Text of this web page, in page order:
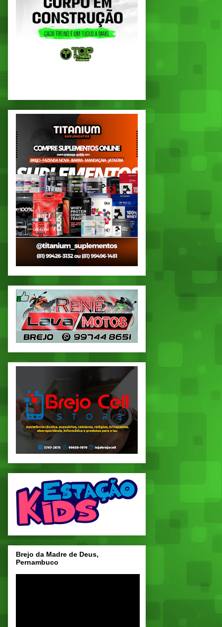
Brejo da Madre de Deus,
Pernambuco